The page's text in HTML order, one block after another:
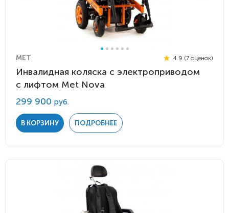
MET 4.9 (7 оценок)
Инвалидная коляска с электроприводом
с лифтом Met Nova
299 900 руб.
В КОРЗИНУ ПОДРОБНЕЕ